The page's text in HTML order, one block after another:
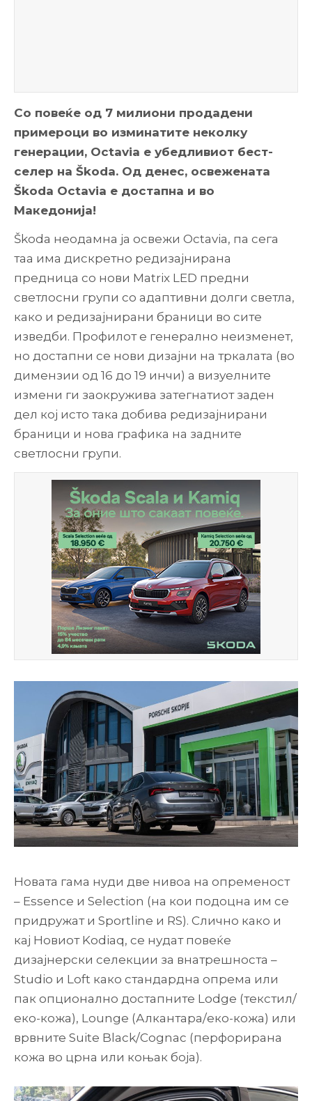
Со повеќе од 7 милиони продадени
примероци во изминатите неколку
генерации, Octavia е убедливиот бест-
селер на Škoda. Од денес, освежената
Škoda Octavia е достапна и во
Македонија!
Škoda неодамна ја освежи Octavia, па сега
таа има дискретно редизајнирана
предница со нови Matrix LED предни
светлосни групи со адаптивни долги светла,
како и редизајнирани браници во сите
изведби. Профилот е генерално неизменет,
но достапни се нови дизајни на тркалата (во
димензии од 16 до 19 инчи) а визуелните
измени ги заокружива затегнатиот заден
дел кој исто така добива редизајнирани
браници и нова графика на задните
светлосни групи.
Новата гама нуди две нивоа на опременост
– Essence и Selection (на кои подоцна им се
придружат и Sportline и RS). Слично како и
кај Новиот Kodiaq, се нудат повеќе
дизајнерски селекции за внатрешноста –
Studio и Loft како стандардна опрема или
пак опционално достапните Lodge (текстил/
еко-кожа), Lounge (Алкантара/еко-кожа) или
врвните Suite Black/Cognac (перфорирана
кожа во црна или коњак боја).